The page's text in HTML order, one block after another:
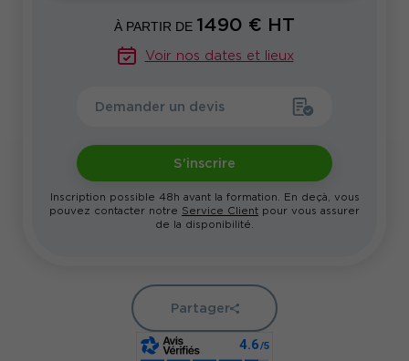
À PARTIR DE 1490 € HT
Voir nos dates et lieux
Demander un devis
S'inscrire
Inscription possible 48h avant la formation. En deçà, vous
pouvez contacter notre Service Client pour vous assurer
de la disponibilité.
Partager